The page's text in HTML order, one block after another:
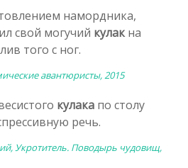
намордника,
свой могучий кулакна
того с ног.
авантюристы, 2015
кулака по столу
речь.
Укротитель. Поводырь чудовищ,